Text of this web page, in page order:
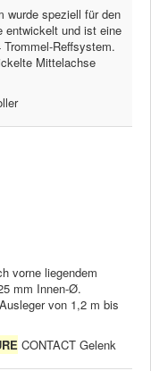
wurde speziell für den
entwickelt und ist eine
Trommel-Reffsystem.
Mittelachse
vorne liegendem
mm Innen-Ø.
von 1,2 m bis
CONTACT Gelenk